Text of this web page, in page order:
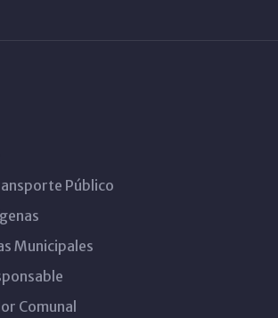
Público
Municipales
Comunal